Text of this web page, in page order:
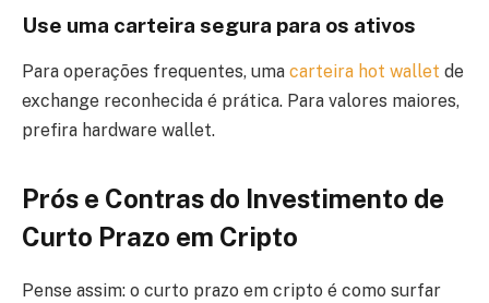
Use uma carteira segura para os ativos
Para operações frequentes, uma carteira hot wallet de
exchange reconhecida é prática. Para valores maiores,
prefira hardware wallet.
Prós e Contras do Investimento de
Curto Prazo em Cripto
Pense assim: o curto prazo em cripto é como surfar